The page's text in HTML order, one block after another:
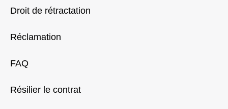
Droit de rétractation
Réclamation
FAQ
Résilier le contrat